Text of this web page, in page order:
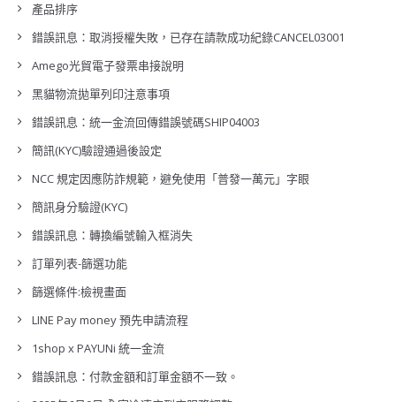
產品排序
錯誤訊息：取消授權失敗，已存在請款成功紀錄CANCEL03001
Amego光貿電子發票串接說明
黑貓物流拋單列印注意事項
錯誤訊息：統一金流回傳錯誤號碼SHIP04003
簡訊(KYC)驗證通過後設定
NCC 規定因應防詐規範，避免使用「普發一萬元」字眼
簡訊身分驗證(KYC)
錯誤訊息：轉換編號輸入框消失
訂單列表-篩選功能
篩選條件:檢視畫面
LINE Pay money 預先申請流程
1shop x PAYUNi 統一金流
錯誤訊息：付款金額和訂單金額不一致。